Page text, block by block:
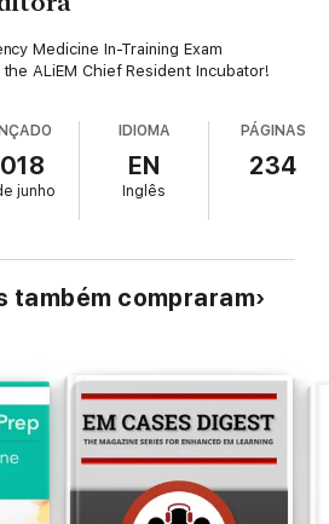
Medicine In-Training Exam
ALiEM Chief Resident Incubator!
junho
IDIOMA
EN
Inglês
PÁGINAS
234
também compraram